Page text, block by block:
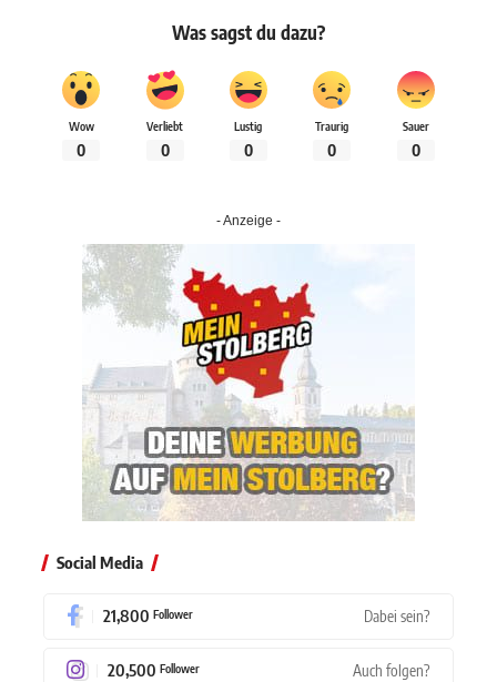
Was sagst du dazu?
Wow
0
Verliebt
0
Lustig
0
Traurig
0
Sauer
0
- Anzeige -
Social Media
21,800 Follower Dabei sein?
20,500 Follower Auch folgen?